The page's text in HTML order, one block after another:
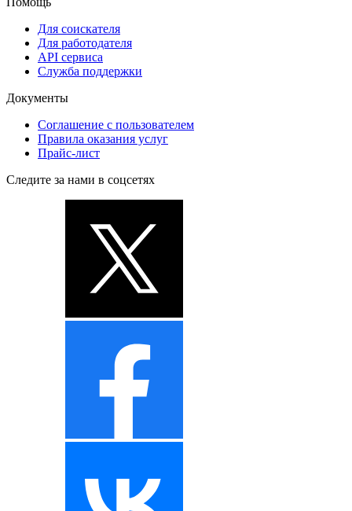
Для соискателя
Для работодателя
API сервиса
Служба поддержки
Документы
Соглашение с пользователем
Правила оказания услуг
Прайс-лист
Следите за нами в соцсетях